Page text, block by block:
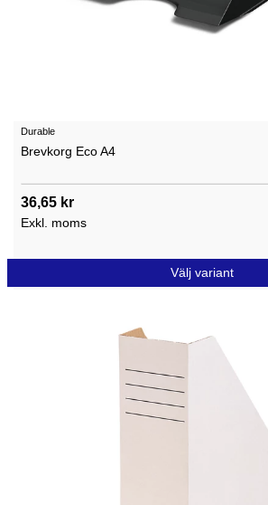
Durable
Brevkorg Eco A4
36,65 kr
Exkl. moms
Välj variant